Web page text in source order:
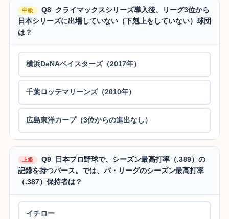
中級
Q8 クライマックスシリーズ導入後、リーグ3位から
日本シリーズに出場していない（下剋上をしていない）球団
は？
横浜DeNAベイスターズ（2017年）
千葉ロッテマリーンズ（2010年）
広島東洋カープ（3位からの進出なし）
上級
Q9 日本プロ野球で、シーズン最高打率（.389）の
記録を持つバース。では、パ・リーグのシーズン最高打率
（.387）保持者は？
イチロー